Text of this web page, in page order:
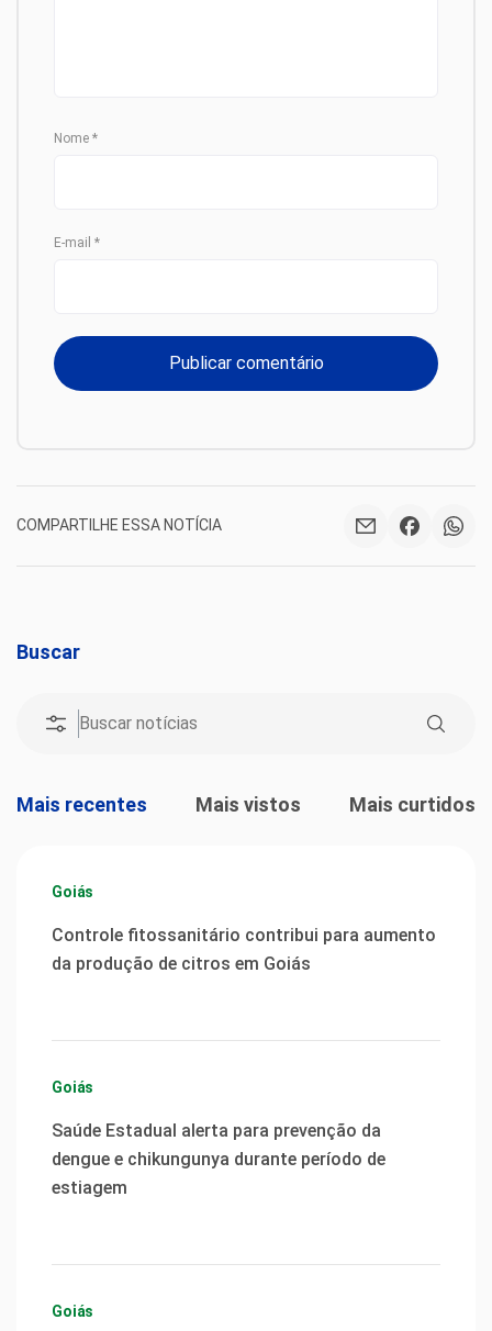
Nome *
E-mail *
COMPARTILHE ESSA NOTÍCIA
Buscar
Mais recentes Mais vistos Mais curtidos
Goiás
Controle fitossanitário contribui para aumento
da produção de citros em Goiás
Goiás
Saúde Estadual alerta para prevenção da
dengue e chikungunya durante período de
estiagem
Goiás